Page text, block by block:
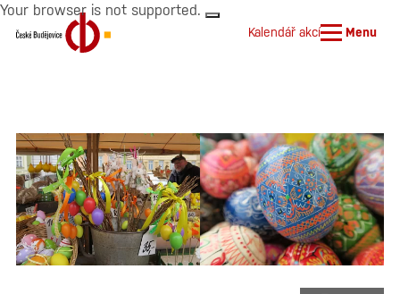
Your browser is not supported.
Kalendář akcí Menu